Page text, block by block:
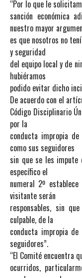
“Por lo que le
sanción económica
nuestro mayor
es que nosotros no
y seguridad
del equipo local y de
hubiéramos
podido evitar dicho
De acuerdo con el
Código Disciplinario
por la
conducta impropia
como sus seguidores
sin que se les impute
específico el
numeral 2º
visitante serán
responsables, sin
culpable, de la
conducta impropia
seguidores”.
“El Comité encuentra
ocurridos,